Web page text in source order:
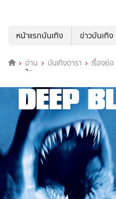
หน้าแรกบันเทิง
ข่าวบันเทิง
อ่าน บันเทิงดารา เรื่องย่อ
มฤตยูใต้มหาสมุทร (Deep Blue Sea)